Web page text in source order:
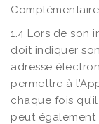
1.4 Lors de son
doit indiquer
adresse
permettre à
chaque fois
peut également